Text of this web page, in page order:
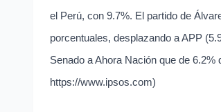
el Perú, con 9.7%. El partido de
porcentuales, desplazando a APP
Senado a Ahora Nación que de
https://www.ipsos.com)